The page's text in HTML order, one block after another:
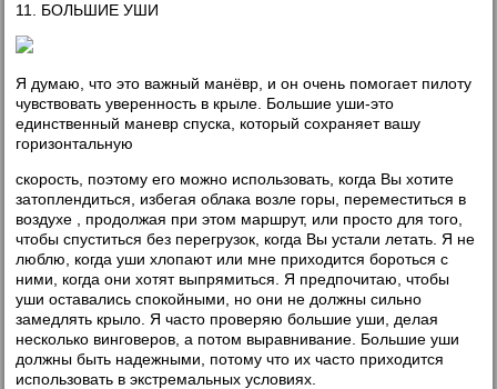
11. БОЛЬШИЕ УШИ
Я думаю, что это важный манёвр, и он очень помогает пилоту
чувствовать уверенность в крыле. Большие уши-это
единственный маневр спуска, который сохраняет вашу
горизонтальную
скорость, поэтому его можно использовать, когда Вы хотите
затоплендиться, избегая облака возле горы, переместиться в
воздухе , продолжая при этом маршрут, или просто для того,
чтобы спуститься без перегрузок, когда Вы устали летать. Я не
люблю, когда уши хлопают или мне приходится бороться с
ними, когда они хотят выпрямиться. Я предпочитаю, чтобы
уши оставались спокойными, но они не должны сильно
замедлять крыло. Я часто проверяю большие уши, делая
несколько винговеров, а потом выравнивание. Большие уши
должны быть надежными, потому что их часто приходится
использовать в экстремальных условиях.